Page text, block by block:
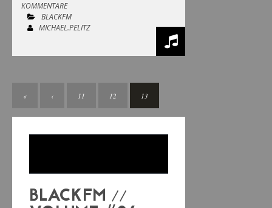
KOMMENTARE
BLACKFM
MICHAEL.PELITZ
« ‹ 11 12 13
BLACKFM //